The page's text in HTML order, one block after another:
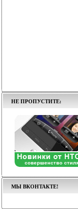
НЕ ПРОПУСТИТЕ:
МЫ ВКОНТАКТЕ!